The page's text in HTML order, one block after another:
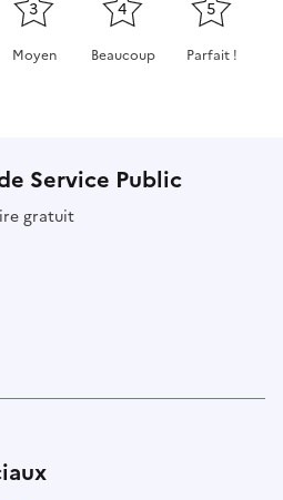
3
Moyen
4
Beaucoup
5
Parfait !
Service Public
gratuit